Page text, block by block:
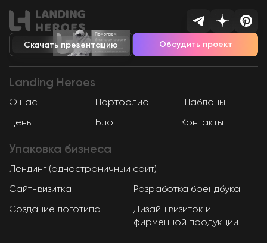
Скачать презентацию Обсудить проект
Landing Heroes
О нас Портфолио Шаблоны
Цены Блог Контакты
Упаковка бизнеса
Лендинг (одностраничный сайт)
Сайт-визитка Разработка брендбука
Создание логотипа
Дизайн визиток и
фирменной продукции